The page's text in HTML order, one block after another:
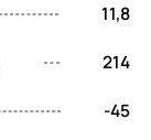
11,8
214
-45